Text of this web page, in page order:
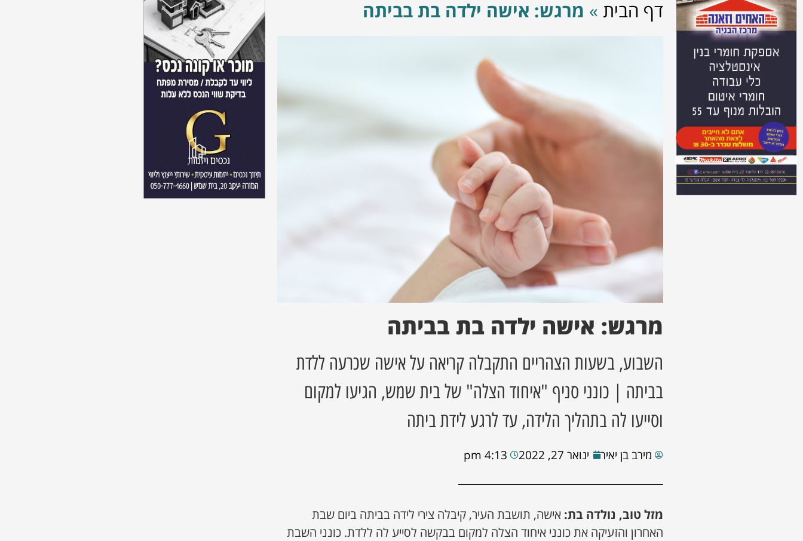
דף הבית » מרגש: אישה ילדה בת בביתה
מרגש: אישה ילדה בת בביתה
השבוע, בשעות הצהריים התקבלה קריאה על אישה שכרעה ללדת
בביתה | כונני סניף "איחוד הצלה" של בית שמש, הגיעו למקום
וסייעו לה בתהליך הלידה, עד לרגע לידת ביתה
מירב בן יאיר ינואר 27, 2022 4:13 pm
מזל טוב, נולדה בת: אישה, תושבת העיר, קיבלה צירי לידה בביתה ביום שבת
האחרון והזעיקה את כונני איחוד הצלה למקום בבקשה לסייע לה ללדת. כונני השבת